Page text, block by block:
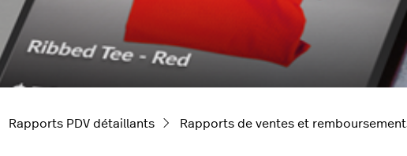
Rapports PDV détaillants Rapports de ventes et